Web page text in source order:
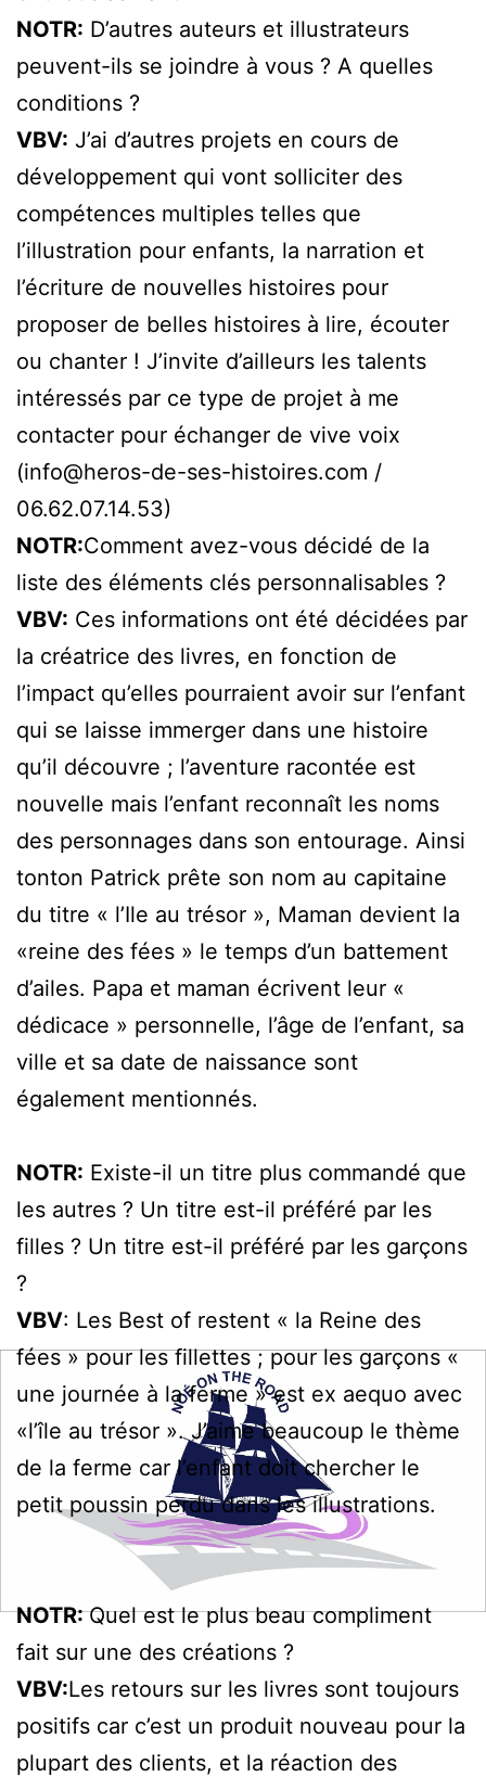
NOTR: D’autres auteurs et illustrateurs
peuvent-ils se joindre à vous ? A quelles
conditions ?
VBV: J’ai d’autres projets en cours de
développement qui vont solliciter des
compétences multiples telles que
l’illustration pour enfants, la narration et
l’écriture de nouvelles histoires pour
proposer de belles histoires à lire, écouter
ou chanter ! J’invite d’ailleurs les talents
intéressés par ce type de projet à me
contacter pour échanger de vive voix
(info@heros-de-ses-histoires.com /
06.62.07.14.53)
NOTR:Comment avez-vous décidé de la
liste des éléments clés personnalisables ?
VBV: Ces informations ont été décidées par
la créatrice des livres, en fonction de
l’impact qu’elles pourraient avoir sur l’enfant
qui se laisse immerger dans une histoire
qu’il découvre ; l’aventure racontée est
nouvelle mais l’enfant reconnaît les noms
des personnages dans son entourage. Ainsi
tonton Patrick prête son nom au capitaine
du titre « l’Ile au trésor », Maman devient la
«reine des fées » le temps d’un battement
d’ailes. Papa et maman écrivent leur «
dédicace » personnelle, l’âge de l’enfant, sa
ville et sa date de naissance sont
également mentionnés.
NOTR: Existe-il un titre plus commandé que
les autres ? Un titre est-il préféré par les
filles ? Un titre est-il préféré par les garçons
?
VBV: Les Best of restent « la Reine des
fées » pour les fillettes ; pour les garçons «
une journée à la ferme » est ex aequo avec
«l’île au trésor ». J’aime beaucoup le thème
de la ferme car l’enfant doit chercher le
petit poussin perdu dans les illustrations.
NOTR:Quel est le plus beau compliment
fait sur une des créations ?
VBV:Les retours sur les livres sont toujours
positifs car c’est un produit nouveau pour la
plupart des clients, et la réaction des